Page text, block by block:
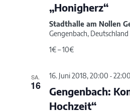
„Honigherz“
Stadthalle am Nollen
Gengenbach, Deutschland
1€ – 10€
SA.
16
16. Juni 2018, 20:00 -22:00
Gengenbach:
Hochzeit“